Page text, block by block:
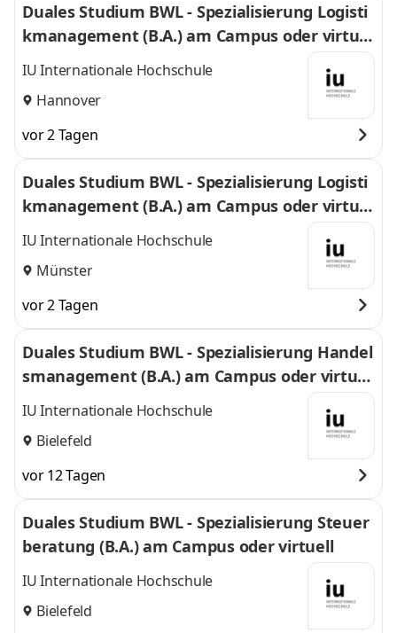
Duales Studium BWL - Spezialisierung Logisti
kmanagement (B.A.) am Campus oder virtuel
l
IU Internationale Hochschule
Hannover
vor 2 Tagen
Duales Studium BWL - Spezialisierung Logisti
kmanagement (B.A.) am Campus oder virtuel
l
IU Internationale Hochschule
Münster
vor 2 Tagen
Duales Studium BWL - Spezialisierung Handel
smanagement (B.A.) am Campus oder virtuel
l
IU Internationale Hochschule
Bielefeld
vor 12 Tagen
Duales Studium BWL - Spezialisierung Steuer
beratung (B.A.) am Campus oder virtuell
IU Internationale Hochschule
Bielefeld